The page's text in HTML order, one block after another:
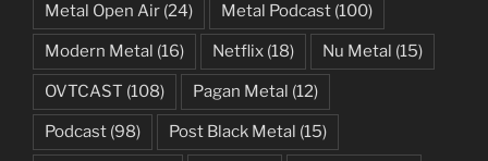
Metal Open Air (24) Metal Podcast (100)
Modern Metal (16) Netflix (18) Nu Metal (15)
OVTCAST (108) Pagan Metal (12)
Podcast (98) Post Black Metal (15)